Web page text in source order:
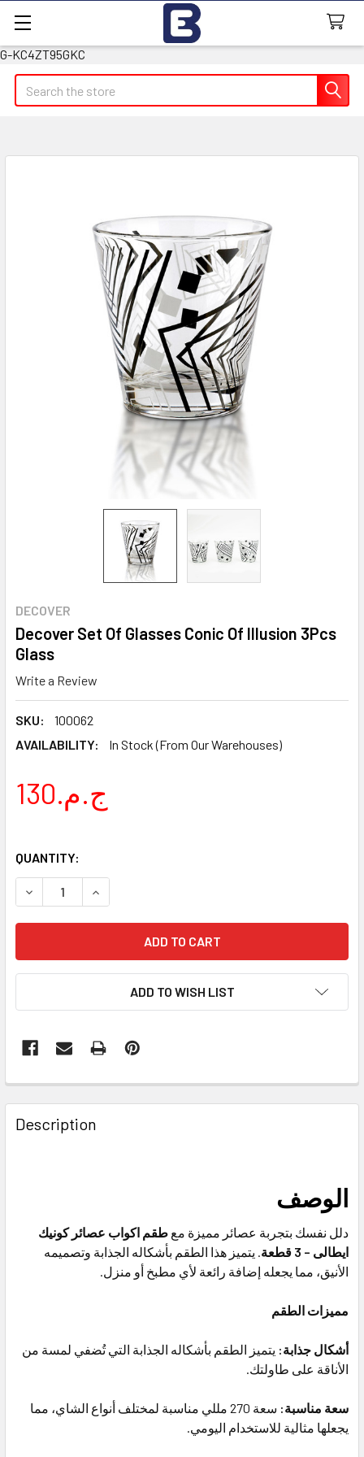
G-KC4ZT95GKC
Search
DECOVER
Decover Set Of Glasses Conic Of Illusion 3Pcs
Glass
Write a Review
SKU:
100062
AVAILABILITY:
In Stock (From Our Warehouses)
130.ج.م
QUANTITY:
DECREASE QUANTITY OF DECOVER SET OF GLASSES
INCREASE QUANTITY OF DECOVER SET OF
ADD TO WISH LIST
FREQUENTLY
BOUGHT
TOGETHER:
ADD
SELECTED
Description
الوصف
دلل نفسك بتجربة عصائر مميزة مع طقم اكواب عصائر كونيك
ايطالى – 3 قطعة
. يتميز هذا الطقم بأشكاله الجذابة وتصميمه
الأنيق، مما يجعله إضافة رائعة لأي مطبخ أو منزل.
مميزات الطقم
أشكال جذابة: يتميز الطقم بأشكاله الجذابة التي تُضفي لمسة من
الأناقة على طاولتك.
سعة مناسبة:
سعة 270 مللي مناسبة لمختلف أنواع الشاي، مما
يجعلها مثالية للاستخدام اليومي.